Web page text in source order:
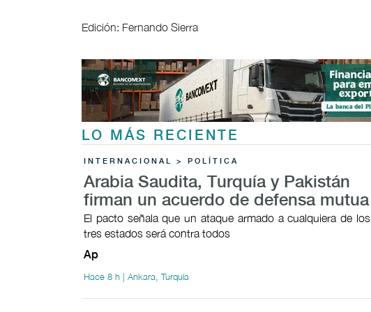
Edición: Fernando Sierra
LO MÁS RECIENTE
INTERNACIONAL > POLÍTICA
Arabia Saudita, Turquía y Pakistán
firman un acuerdo de defensa mutua
El pacto señala que un ataque armado a cualquiera de los
tres estados será contra todos
Ap
Hace 8 h | Ankara, Turquía